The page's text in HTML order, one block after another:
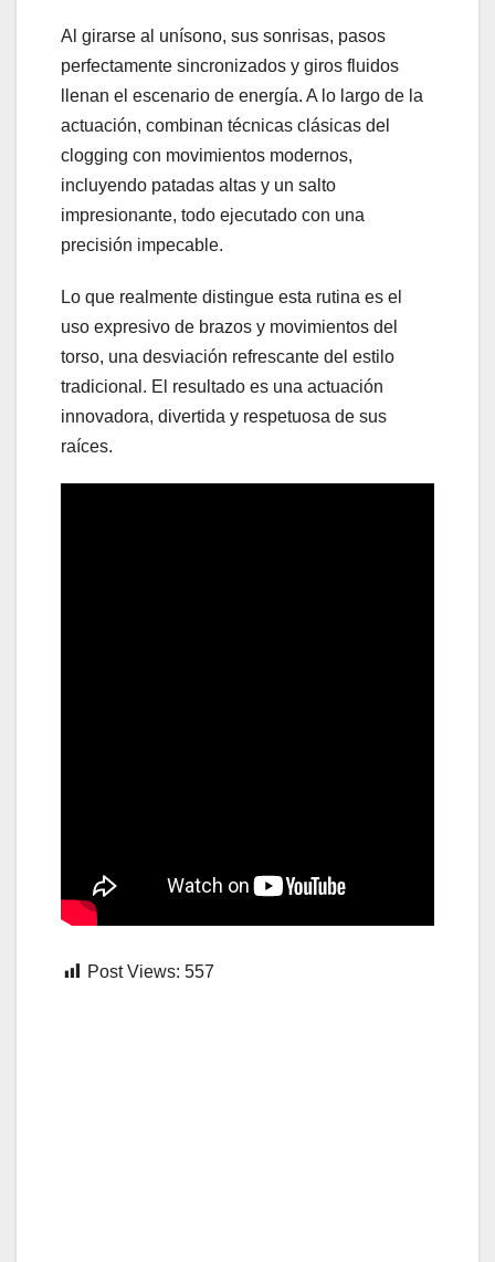
Al girarse al unísono, sus sonrisas, pasos
perfectamente sincronizados y giros fluidos
llenan el escenario de energía. A lo largo de la
actuación, combinan técnicas clásicas del
clogging con movimientos modernos,
incluyendo patadas altas y un salto
impresionante, todo ejecutado con una
precisión impecable.
Lo que realmente distingue esta rutina es el
uso expresivo de brazos y movimientos del
torso, una desviación refrescante del estilo
tradicional. El resultado es una actuación
innovadora, divertida y respetuosa de sus
raíces.
Post Views: 557